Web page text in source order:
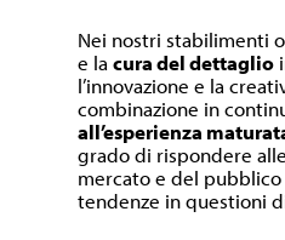
Nei nostri stabilimenti
e lacura del dettaglio
l’innovazione e la
combinazione in
all’esperienza
grado di rispondere
mercato e del
tendenze in questioni